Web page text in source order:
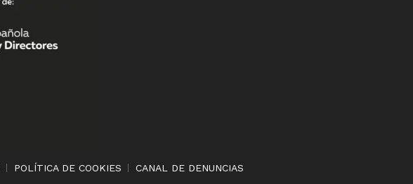
POLÍTICA DE COOKIES CANAL DE DENUNCIAS